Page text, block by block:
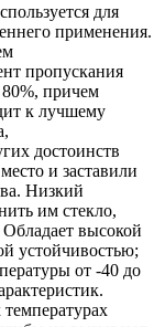
для
применения.
пропускания
80%, причем
к лучшему
достоинств
и заставили
Низкий
им стекло,
высокой
устойчивостью;
от -40 до